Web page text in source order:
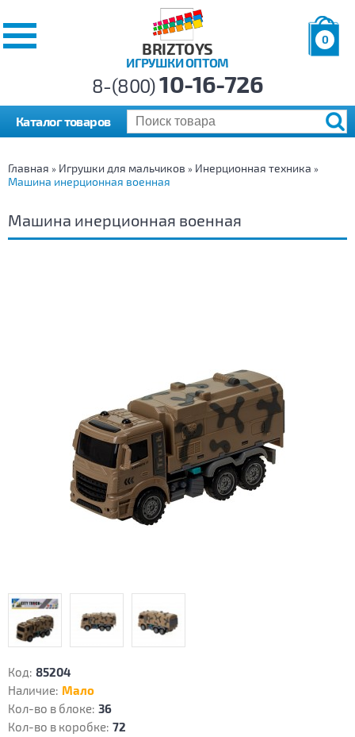
BRIZTOYS
ИГРУШКИ ОПТОМ
0
р.
8-(800)10-16-726
Каталог товаров
Главная » Игрушки для мальчиков » Инерционная техника »
Машина инерционная военная
Машина инерционная военная
Код: 85204
Наличие: Мало
Кол-во в блоке: 36
Кол-во в коробке: 72